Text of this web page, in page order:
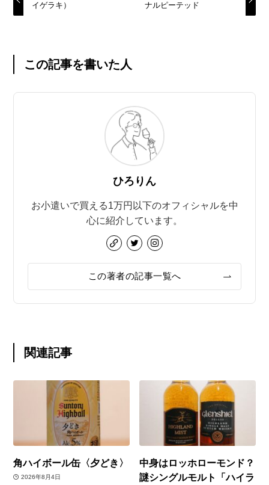
イゲラキ）
ナルピーテッド
この記事を書いた人
ひろりん
お小遣いで買える1万円以下のオフィシャルを中
心に紹介しています。
この著者の記事一覧へ
関連記事
角ハイボール缶〈夕どき〉
2026年8月4日
中身はロッホローモンド？
謎シングルモルト「ハイラ